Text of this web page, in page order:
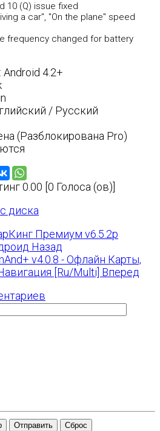
10 (Q) issue fixed
a car", "On the plane" speed
frequency changed for battery
4.2+
/ Русский
(Разблокирована Pro)
0.00 [0 Голоса (ов)]
диска
Премиум v6.5.2p
Назад
v4.0.8 - Офлайн Карты,
[Ru/Multi] Вперед
Отправить Сброс